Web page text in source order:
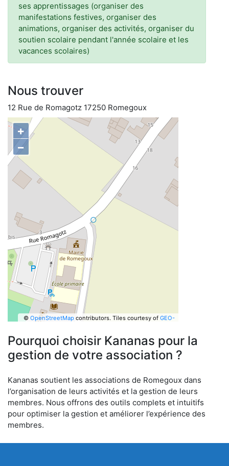
ses apprentissages (organiser des
manifestations festives, organiser des
animations, organiser des activités, organiser du
soutien scolaire pendant l'année scolaire et les
vacances scolaires)
Nous trouver
12 Rue de Romagotz 17250 Romegoux
+
−
© OpenStreetMapcontributors. Tiles courtesy of GEO-
Pourquoi choisir Kananas pour la
gestion de votre association ?
Kananas soutient les associations de Romegoux dans
l’organisation de leurs activités et la gestion de leurs
membres. Nous offrons des outils complets et intuitifs
pour optimiser la gestion et améliorer l’expérience des
membres.